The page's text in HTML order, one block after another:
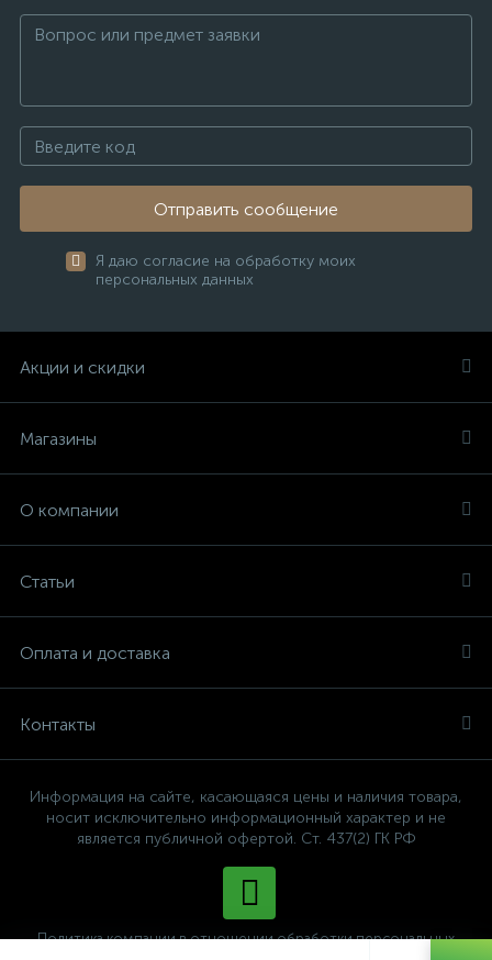
Отправить сообщение
Я даю согласие на обработку моих
персональных данных
Акции и скидки
Магазины
О компании
Статьи
Оплата и доставка
Контакты
Информация на сайте, касающаяся цены и наличия товара,
носит исключительно информационный характер и не
является публичной офертой. Ст. 437(2) ГК РФ
Политика компании в отношении обработки персональных